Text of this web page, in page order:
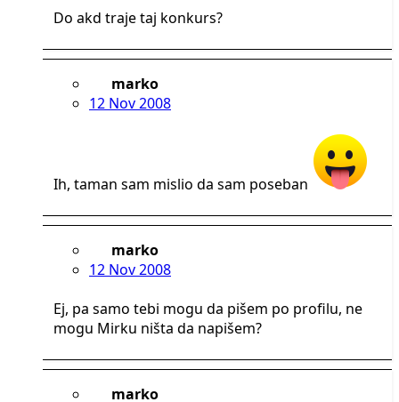
Do akd traje taj konkurs?
marko
12 Nov 2008
Ih, taman sam mislio da sam poseban
marko
12 Nov 2008
Ej, pa samo tebi mogu da pišem po profilu, ne
mogu Mirku ništa da napišem?
marko